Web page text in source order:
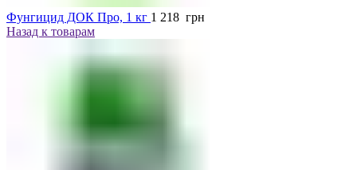
Фунгицид ДОК Про, 1 кг 1 218 грн
Назад к товарам